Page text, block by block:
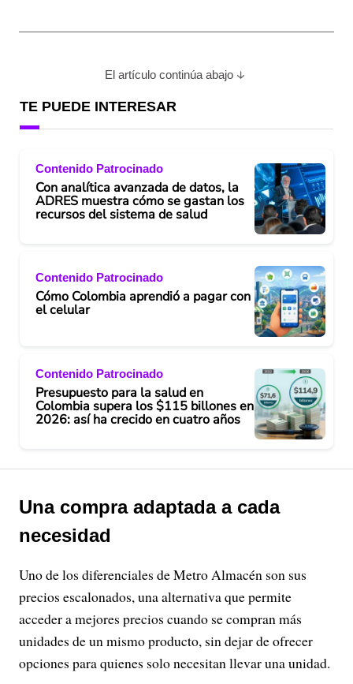
El artículo continúa abajo
TE PUEDE INTERESAR
Contenido Patrocinado
Con analítica avanzada de datos, la
ADRES muestra cómo se gastan los
recursos del sistema de salud
Contenido Patrocinado
Cómo Colombia aprendió a pagar con
el celular
Contenido Patrocinado
Presupuesto para la salud en
Colombia supera los $115 billones en
2026: así ha crecido en cuatro años
Una compra adaptada a cada
necesidad
Uno de los diferenciales de Metro Almacén son sus
precios escalonados, una alternativa que permite
acceder a mejores precios cuando se compran más
unidades de un mismo producto, sin dejar de ofrecer
opciones para quienes solo necesitan llevar una unidad.